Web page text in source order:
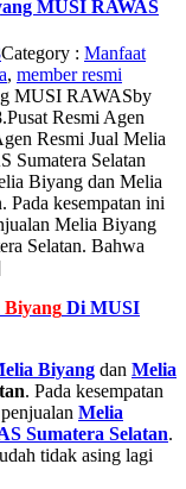
MUSI RAWAS
Category : Manfaat
, member resmi
MUSI RAWASby
.Pusat Resmi Agen
Resmi Jual Melia
Sumatera Selatan
Biyang dan Melia
kesempatan ini
Melia Biyang
Selatan. Bahwa
Biyang Di MUSI
Biyang dan Melia
. Pada kesempatan
Melia
Sumatera Selatan.
tidak asing lagi